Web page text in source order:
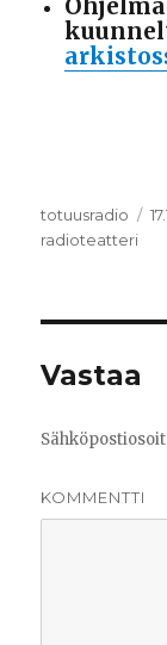
Kirjoittaja
totuusradio
radioteatteri
Vastaa
KOMMENTTI